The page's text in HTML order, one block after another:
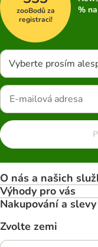
zooBodů za
registraci!
%
Vyberte prosím
O nás a našich
Výhody pro vás
Nakupování a slevy
Zvolte zemi